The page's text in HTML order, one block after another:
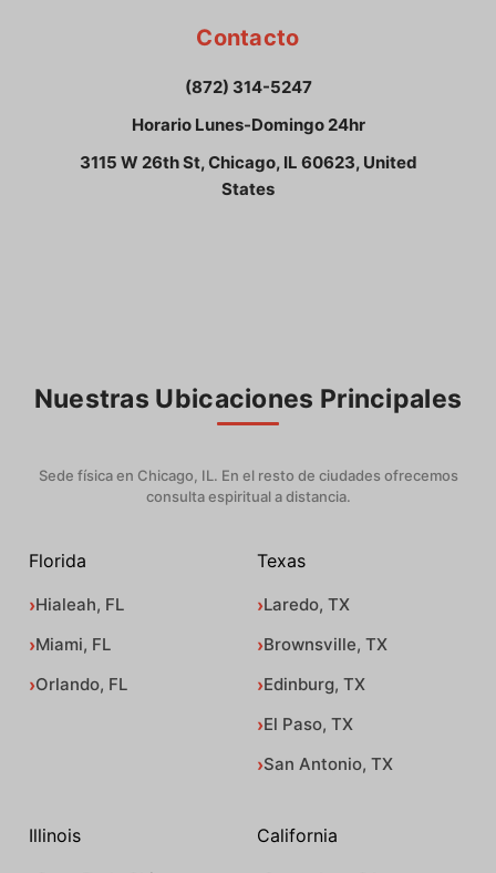
Contacto
(872) 314-5247
Horario Lunes-Domingo 24hr
3115 W 26th St, Chicago, IL 60623, United
States
Nuestras Ubicaciones Principales
Sede física en Chicago, IL. En el resto de ciudades ofrecemos
consulta espiritual a distancia.
Florida
Hialeah, FL
Miami, FL
Orlando, FL
Texas
Laredo, TX
Brownsville, TX
Edinburg, TX
El Paso, TX
San Antonio, TX
Illinois California